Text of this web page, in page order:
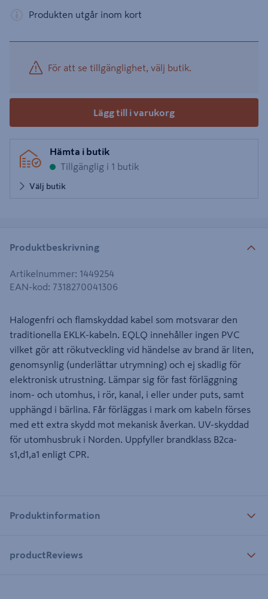
Produkten utgår inom kort
För att se tillgänglighet, välj butik.
Lägg till i varukorg
Hämta i butik
Tillgänglig i 1 butik
Välj butik
Produktbeskrivning
Artikelnummer: 1449254
EAN-kod: 7318270041306
Halogenfri och flamskyddad kabel som motsvarar den
traditionella EKLK-kabeln. EQLQ innehåller ingen PVC
vilket gör att rökutveckling vid händelse av brand är liten,
genomsynlig (underlättar utrymning) och ej skadlig för
elektronisk utrustning. Lämpar sig för fast förläggning
inom- och utomhus, i rör, kanal, i eller under puts, samt
upphängd i bärlina. Får förläggas i mark om kabeln förses
med ett extra skydd mot mekanisk åverkan. UV-skyddad
för utomhusbruk i Norden. Uppfyller brandklass B2ca-
s1,d1,a1 enligt CPR.
Produktinformation
productReviews